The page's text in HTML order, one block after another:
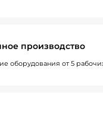
производство
оборудования от 5